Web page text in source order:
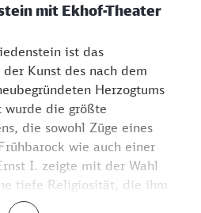
mit Ekhof-Theater
ist das
Kunst des nach dem
Herzogtums
wurde die größte
die sowohl Züge eines
wie auch einer
I. zeigte mit der Wahl
tiefe Religiosität, die ihm
einbrachte.